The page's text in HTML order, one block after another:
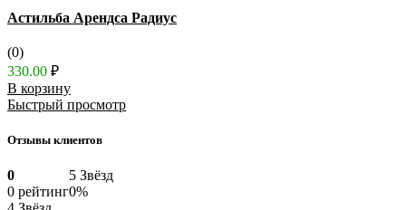
Астильба Арендса Радиус
(0)
330.00 ₽
В корзину
Быстрый просмотр
Отзывы клиентов
0
0 рейтинг
5 Звёзд
0%